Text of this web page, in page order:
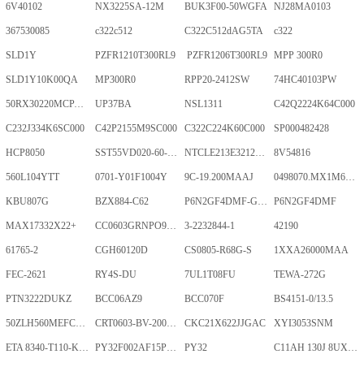
6V40102 NX3225SA-12M BUK3F00-50WGFA NJ28MA0103
367530085 c322c512 C322C512dAG5TA c322
SLD1Y PZFR1210T300RL9 PZFR1206T300RL9 MPP 300R0
SLD1Y10K00QA MP300R0 RPP20-2412SW 74HC40103PW
50RX30220MCPA10X20 UP37BA NSL1311 C42Q2224K64C000
C232J334K6SC000 C42P2155M9SC000 C322C224K60C000 SP000482428
HCP8050 SST55VD020-60-C-TQWE NTCLE213E3212FMT 8V54816
560L104YTT 0701-Y01F1004Y 9C-19.200MAAJ 0498070.MX1M6-CN
KBU807G BZX884-C62 P6N2GF4DMF-GKT-2Gb P6N2GF4DMF
MAX17332X22+ CC0603GRNPO9BN400 3-2232844-1 42190
61765-2 CGH60120D CS0805-R68G-S 1XXA26000MAA
FEC-2621 RY4S-DU 7UL1T08FU TEWA-272G
PTN3222DUKZ BCC06AZ9 BCC070F BS4151-0/13.5
50ZLH560MEFCRI12.5X25 CRT0603-BV-2001ELF CKC21X622JJGAC XYI3053SNM
ETA 8340-T110-K1F1-ALH0-25A PY32F002AF15P6TU PY32 C11AH 130J 8UXLT